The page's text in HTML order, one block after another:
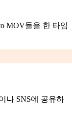
MOV들을 한 타임
나 SNS에 공유하